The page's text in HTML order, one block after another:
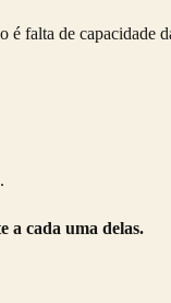
falta de capacidade
a cada uma delas.